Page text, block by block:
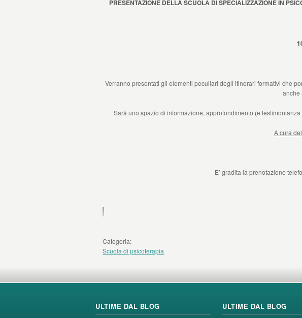
PRESENTAZIONE DELLA SCUOLA DI SPECIALIZZAZIONE IN
Verranno presentati gli elementi peculiari degli itinerari formativi che
anche
Sarà uno spazio di informazione, approfondimento (e
A cura
E’ gradita la prenotazione
Categoria:
Scuola di psicoterapia
ULTIME DAL BLOG ULTIME DAL BLOG